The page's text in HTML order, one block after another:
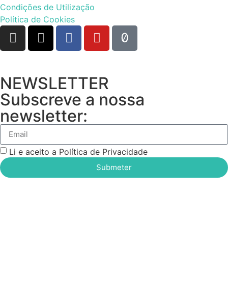
Condições de Utilização
Política de Cookies
NEWSLETTER
Subscreve a nossa
newsletter:
Li e aceito a Política de Privacidade
Submeter